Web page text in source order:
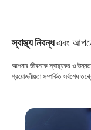
স্বাস্থ্য নিবন্ধএবং
আপনার জীবনকে স্বাস্থ্যকর ও উন্নত
প্রয়োজনীয়তা সম্পর্কিত সর্বশেষ